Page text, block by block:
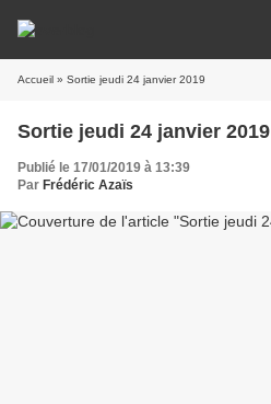
Accueil » Sortie jeudi 24 janvier 2019
Sortie jeudi 24 janvier 2019
Publié le 17/01/2019 à 13:39
Par Frédéric Azaïs